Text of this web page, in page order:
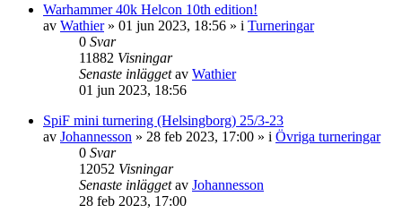
Warhammer 40k Helcon 10th edition!
av Wathier» 01 jun 2023, 18:56 » i Turneringar
0 Svar
11882 Visningar
Senaste inläggetav Wathier
01 jun 2023, 18:56
SpiF mini turnering (Helsingborg) 25/3-23
av Johannesson » 28 feb 2023, 17:00 » i Övriga turneringar
0 Svar
12052 Visningar
Senaste inläggetav Johannesson
28 feb 2023, 17:00